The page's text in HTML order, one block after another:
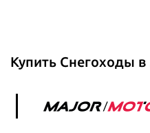
Купить Снегоходы